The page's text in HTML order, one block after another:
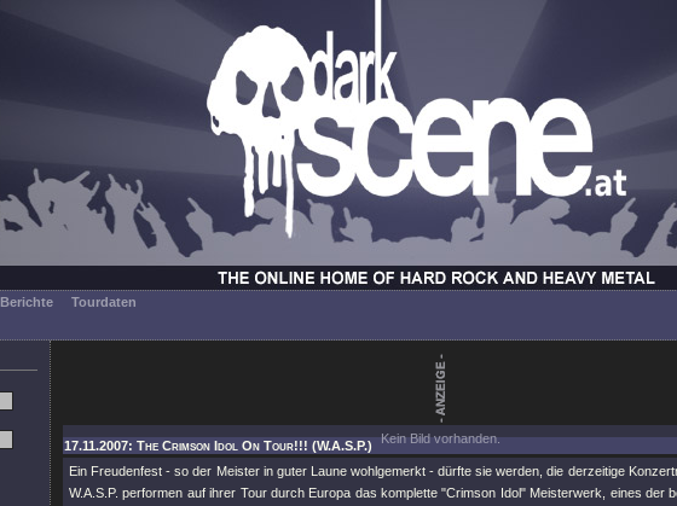
Berichte
Tourdaten
Kein Bild vorhanden.
17.11.2007: The Crimson Idol On Tour!!! (W.A.S.P.)
Ein Freudenfest - so der Meister in guter Laune wohlgemerkt - dürfte sie werden, die derzeitige
W.A.S.P. performen auf ihrer Tour durch Europa das komplette "Crimson Idol" Meisterwerk, eines der